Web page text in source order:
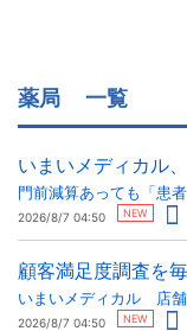
薬局 一覧
いまいメディカル
門前減算あっても「患
2026/8/7 04:50 NEW
顧客満足度調査を
いまいメディカル 店
2026/8/7 04:50 NEW